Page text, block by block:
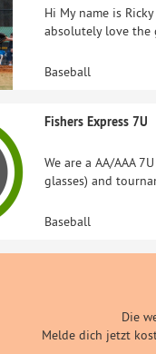
Hi My name is
absolutely love the
Baseball
Fishers Express 7U
We are a AA/AAA
glasses) and
Baseball
Die
Melde dich jetzt